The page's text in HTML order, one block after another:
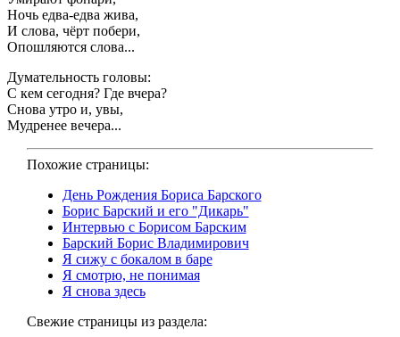
Ночь едва-едва жива,
И слова, чёрт побери,
Опошляются слова...
Думательность головы:
С кем сегодня? Где вчера?
Снова утро и, увы,
Мудренее вечера...
Похожие страницы:
День Рождения Бориса Барского
Борис Барский и его "Дикарь"
Интервью с Борисом Барским
Барский Борис Владимирович
Я сижу с бокалом в баре
Я смотрю, не понимая
Я снова здесь
Свежие страницы из раздела: